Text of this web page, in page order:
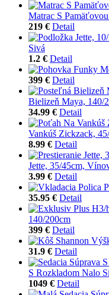
Matrac S
219 € Detail
Sivá
1.2 € Detail
399 € Detail
Bielizeň Maya, 140/
34.99 € Detail
Vankúš Zickzack,
8.99 € Detail
Jette, 35/45cm,
3.99 € Detail
35.95 € Detail
140/200cm
399 € Detail
31.9 € Detail
S Rozkladom Nalo
1049 € Detail